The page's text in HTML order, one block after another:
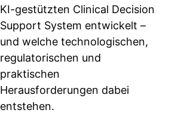
KI-gestützten Clinical Decision
Support System entwickelt –
und welche technologischen,
regulatorischen und
praktischen
Herausforderungen dabei
entstehen.